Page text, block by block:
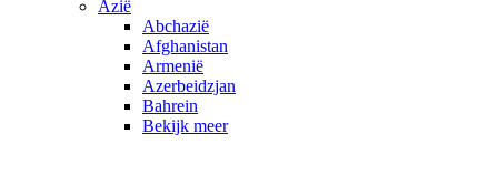
Azië
Abchazië
Afghanistan
Armenië
Azerbeidzjan
Bahrein
Bekijk meer